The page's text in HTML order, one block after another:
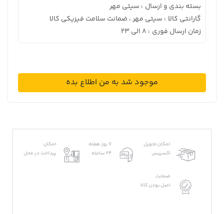
بسته بندی و ارسال : سیتی مهر
گارانتی کالا : سیتی مهر ، ضمانت سلامت فیزیکی کالا
زمان ارسال فوری : 8 الی 23
موجود شد به من اطلاع بده
امکان تحویل
اکسپرس
7 روز هفته
24 ساعته
امکان
پرداخت در محل
ضمانت
اصل بودن کالا